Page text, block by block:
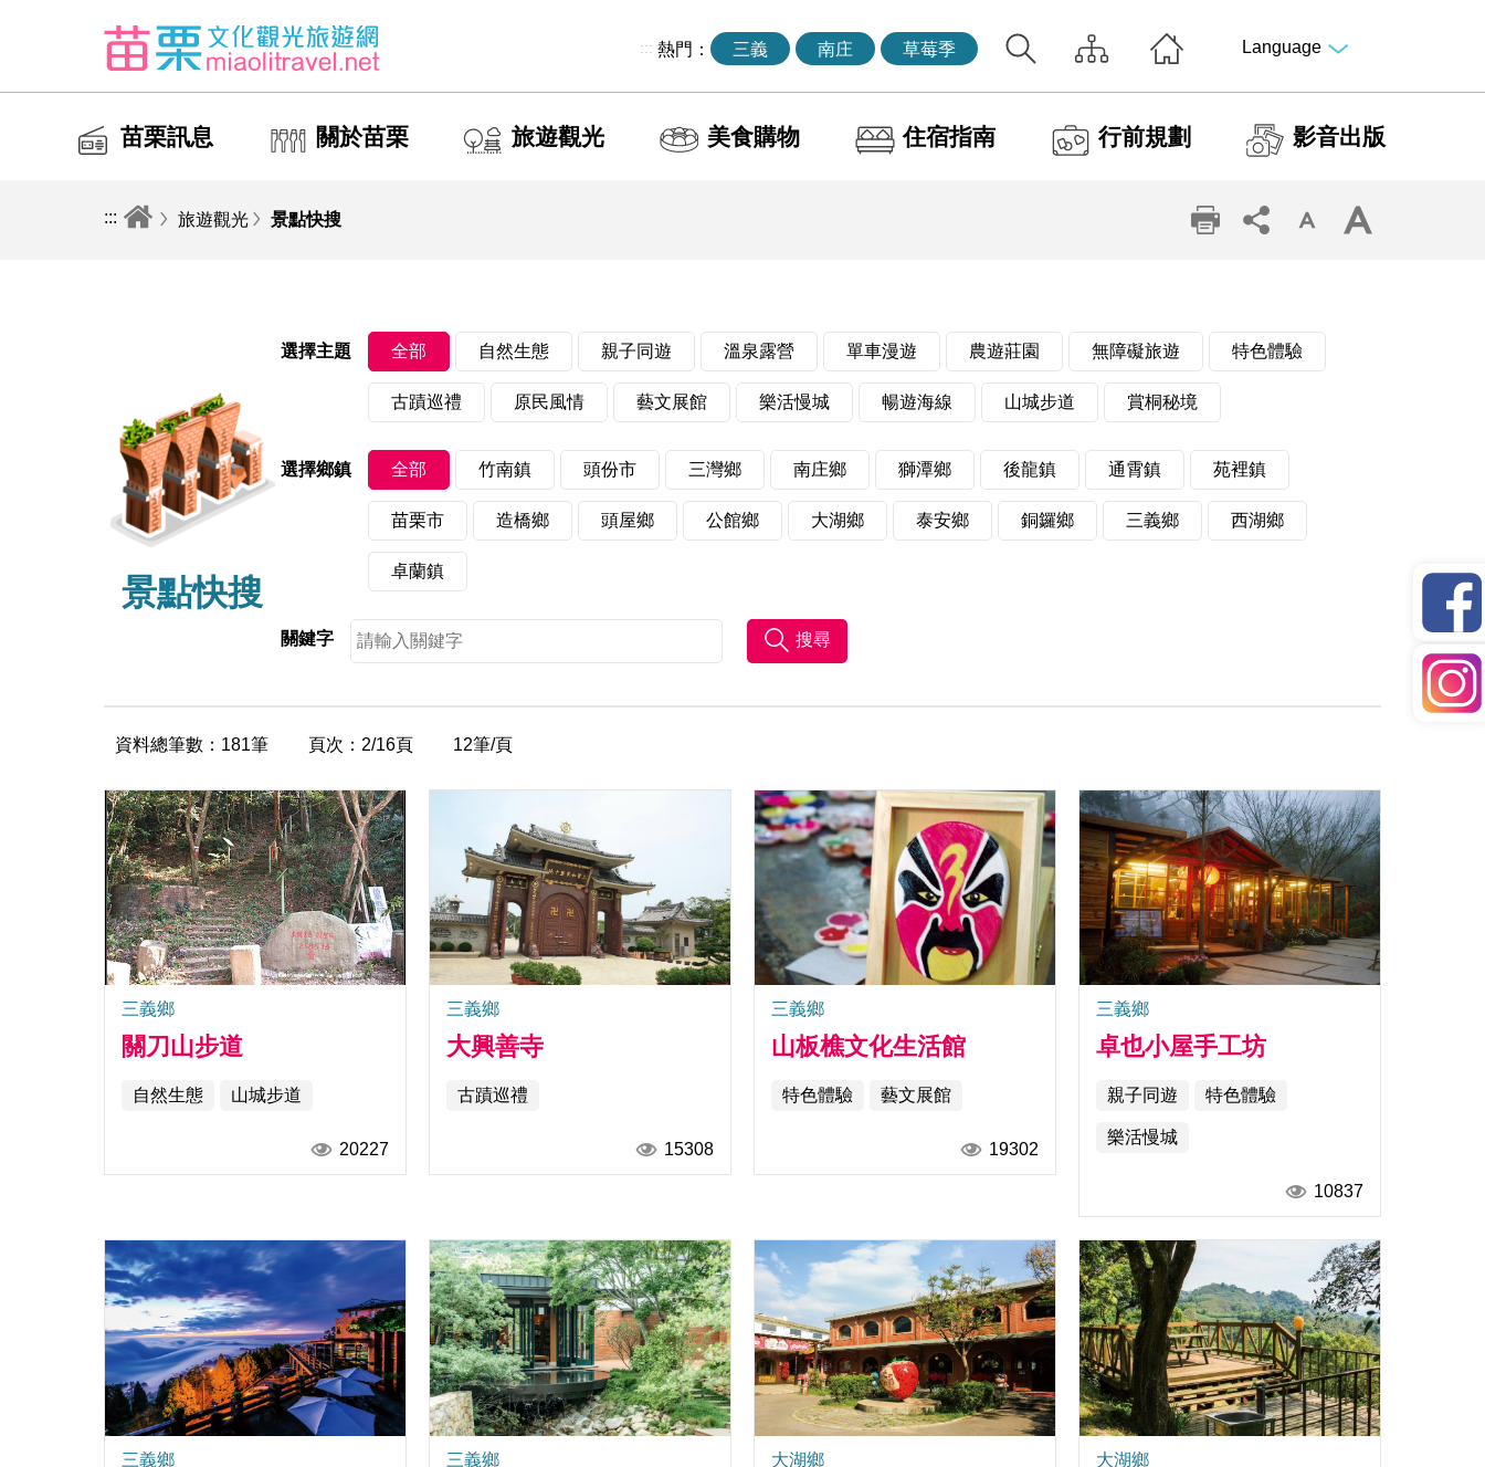
::: 熱門： 三義 南庄 草莓季 Language
苗栗訊息 關於苗栗 旅遊觀光 美食購物 住宿指南 行前規劃 影音出版
::: 旅遊觀光 景點快搜
景點快搜
選擇主題 全部 自然生態 親子同遊 溫泉露營 單車漫遊 農遊莊園 無障礙旅遊 特色體驗
古蹟巡禮 原民風情 藝文展館 樂活慢城 暢遊海線 山城步道 賞桐秘境
選擇鄉鎮 全部 竹南鎮 頭份市 三灣鄉 南庄鄉 獅潭鄉 後龍鎮 通霄鎮 苑裡鎮
苗栗市 造橋鄉 頭屋鄉 公館鄉 大湖鄉 泰安鄉 銅鑼鄉 三義鄉 西湖鄉
卓蘭鎮
關鍵字 搜尋
資料總筆數：181筆 頁次：2/16頁 12筆/頁
三義鄉
關刀山步道
自然生態 山城步道
20227
三義鄉
大興善寺
古蹟巡禮
15308
三義鄉
山板樵文化生活館
特色體驗 藝文展館
19302
三義鄉
卓也小屋手工坊
親子同遊 特色體驗
樂活慢城
10837
三義鄉 三義鄉 大湖鄉 大湖鄉